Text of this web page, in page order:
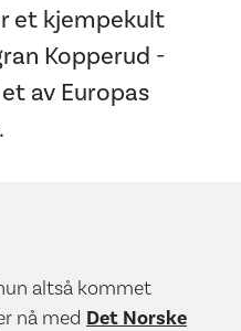
et kjempekult
Kopperud -
av Europas
altså kommet
nå med Det Norske